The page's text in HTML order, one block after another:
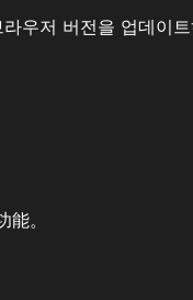
우저 버전을 업데이
。